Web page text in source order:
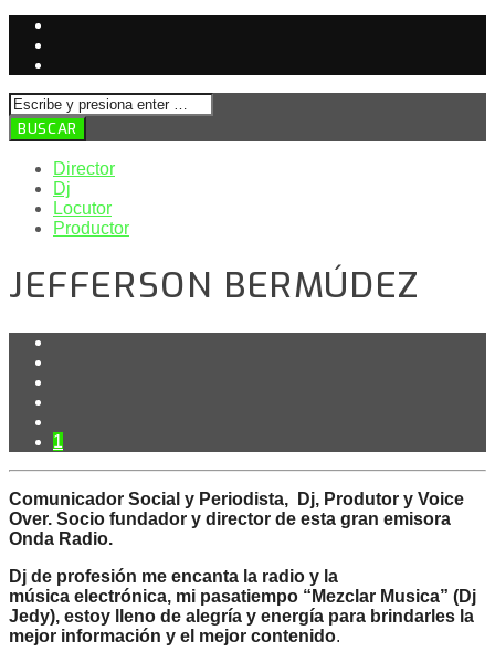
Director
Dj
Locutor
Productor
JEFFERSON BERMÚDEZ
1
Comunicador Social y Periodista, Dj, Produtor y Voice
Over. Socio fundador y director de esta gran emisora
Onda Radio.
Dj de profesión me encanta la radio y la
música electrónica, mi pasatiempo “Mezclar Musica” (Dj
Jedy), estoy lleno de alegría y energía para brindarles la
mejor información y el mejor contenido.